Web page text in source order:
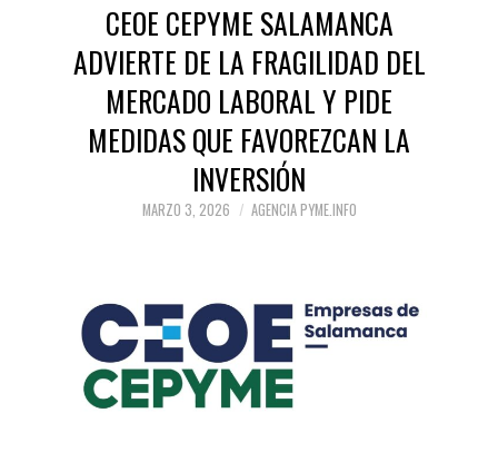
CEOE CEPYME SALAMANCA
ADVIERTE DE LA FRAGILIDAD DEL
MERCADO LABORAL Y PIDE
MEDIDAS QUE FAVOREZCAN LA
INVERSIÓN
MARZO 3, 2026 AGENCIA PYME.INFO